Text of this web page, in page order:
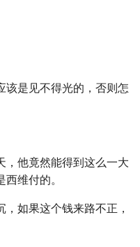
该是见不得光的，否则怎
，他竟然能得到这么一大
维付的。
如果这个钱来路不正，